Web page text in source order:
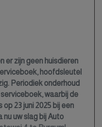
er zijn geen huisdieren
hoofdsleutel
Periodiek onderhoud
waarbij de
23 juni 2025 bij een
nu uw slag bij Auto